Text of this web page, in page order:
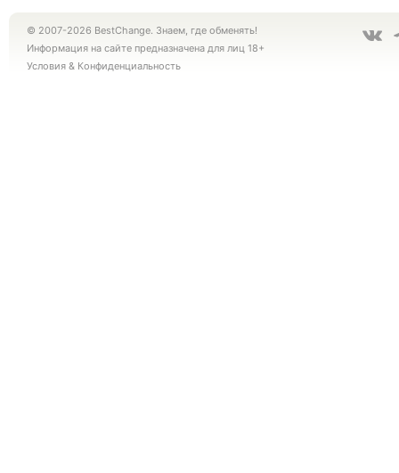
© 2007-2026 BestChange. Знаем, где обменять!
Информация на сайте предназначена для лиц 18+
Условия & Конфиденциальность